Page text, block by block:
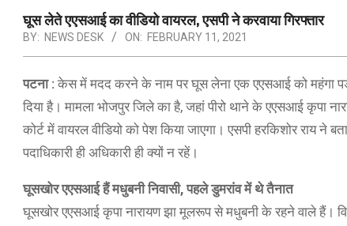
घूस लेते एएसआई का वीडियो वायरल, एसपी ने करवाया गिरफ्तार
BY: NEWS DESK ON: FEBRUARY 11, 2021
पटना : केस में मदद करने के नाम पर घूस लेना एक एएसआई को महंगा पड़
दिया है। मामला भोजपुर जिले का है, जहां पीरो थाने के एएसआई कृपा
कोर्ट में वायरल वीडियो को पेश किया जाएगा। एसपी हरकिशोर राय ने
पदाधिकारी ही अधिकारी ही क्यों न रहें।
घूसखोर एएसआई हैं मधुबनी निवासी, पहले डुमरांव में थे तैनात
घूसखोर एएसआई कृपा नारायण झा मूलरूप से मधुबनी के रहने वाले हैं।